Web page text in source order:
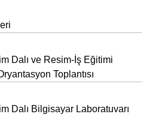
Dalı ve Resim-İş Eğitimi
Toplantısı
Dalı Bilgisayar Laboratuvarı